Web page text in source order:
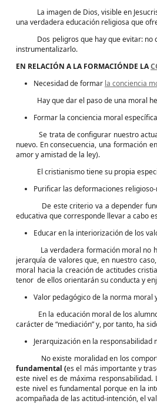
La imagen de Dios, visible en
una verdadera educación religiosa que
Dos peligros que hay que evitar: no
instrumentalizarlo.
EN RELACIÓN A LA FORMACIÓNDE LA
Necesidad de formar la conciencia
Hay que dar el paso de una moral
Formar la conciencia moral
Se trata de configurar nuestro actuar
nuevo. En consecuencia, una formación
amor y amistad de la ley).
El cristianismo tiene su propia
Purificar las deformaciones
De este criterio va a depender
educativa que corresponde llevar a cabo
Educar en la interiorización de los
La verdadera formación moral no
jerarquía de valores que, en nuestro
moral hacia la creación de actitudes
tenor de ellos orientarán su conducta y
Valor pedagógico de la norma
En la educación moral de los alumnos,
carácter de “mediación” y, por tanto, ha
Jerarquización en la responsabilidad
No existe moralidad en los
fundamental (es el más importante y
este nivel es de máxima
este nivel es fundamental porque en la
acompañada de las actitud-intención, el